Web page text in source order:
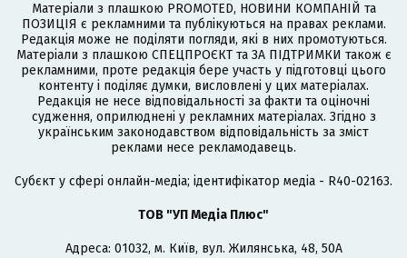
Матеріали з плашкою PROMOTED, НОВИНИ КОМПАНІЙ та
ПОЗИЦІЯ є рекламними та публікуються на правах реклами.
Редакція може не поділяти погляди, які в них промотуються.
Матеріали з плашкою СПЕЦПРОЄКТ та ЗА ПІДТРИМКИ також є
рекламними, проте редакція бере участь у підготовці цього
контенту і поділяє думки, висловлені у цих матеріалах.
Редакція не несе відповідальності за факти та оціночні
судження, оприлюднені у рекламних матеріалах. Згідно з
українським законодавством відповідальність за зміст
реклами несе рекламодавець.
Cубєкт у сфері онлайн-медіа; ідентифікатор медіа - R40-02163.
ТОВ "УП Медіа Плюс"
Адреса: 01032, м. Київ, вул. Жилянська, 48, 50А